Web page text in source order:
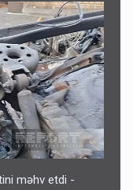
məhv etdi -